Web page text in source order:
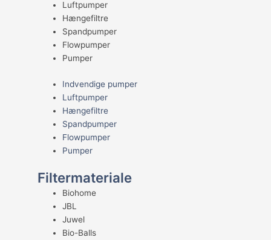
Luftpumper
Hængefiltre
Spandpumper
Flowpumper
Pumper
Indvendige pumper
Luftpumper
Hængefiltre
Spandpumper
Flowpumper
Pumper
Filtermateriale
Biohome
JBL
Juwel
Bio-Balls